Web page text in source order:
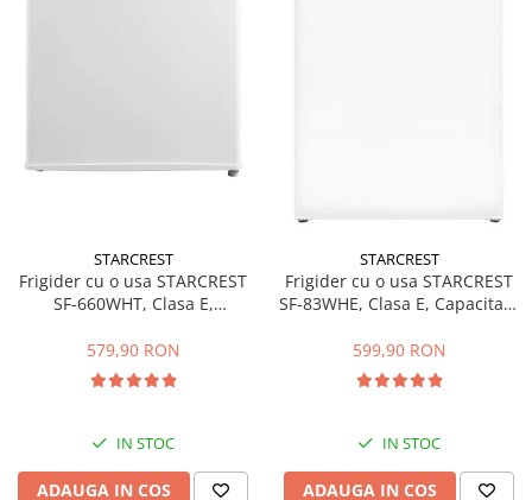
STARCREST
Frigider cu o usa STARCREST
SF-660WHT, Clasa E,
579,90 RON
IN STOC
ADAUGA IN COS
STARCREST
Frigider cu o usa STARCREST
SF-83WHE, Clasa E, Capacitate
Compartiment gheata, H 85
cm, Alb
599,90 RON
IN STOC
ADAUGA IN COS